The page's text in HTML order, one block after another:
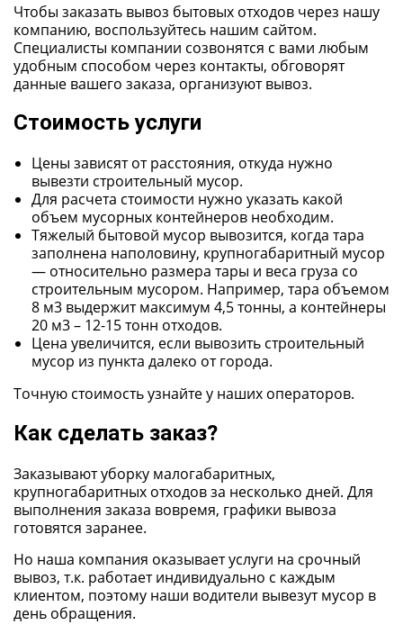
Чтобы заказать вывоз бытовых отходов через нашу
компанию, воспользуйтесь нашим сайтом.
Специалисты компании созвонятся с вами любым
удобным способом через контакты, обговорят
данные вашего заказа, организуют вывоз.
Стоимость услуги
Цены зависят от расстояния, откуда нужно
вывезти строительный мусор.
Для расчета стоимости нужно указать какой
объем мусорных контейнеров необходим.
Тяжелый бытовой мусор вывозится, когда тара
заполнена наполовину, крупногабаритный мусор
— относительно размера тары и веса груза со
строительным мусором. Например, тара объемом
8 м3 выдержит максимум 4,5 тонны, а контейнеры
20 м3 – 12-15 тонн отходов.
Цена увеличится, если вывозить строительный
мусор из пункта далеко от города.
Точную стоимость узнайте у наших операторов.
Как сделать заказ?
Заказывают уборку малогабаритных,
крупногабаритных отходов за несколько дней. Для
выполнения заказа вовремя, графики вывоза
готовятся заранее.
Но наша компания оказывает услуги на срочный
вывоз, т.к. работает индивидуально с каждым
клиентом, поэтому наши водители вывезут мусор в
день обращения.